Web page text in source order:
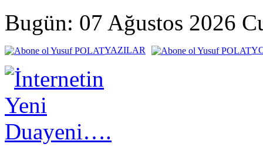
Bugün: 07 Ağustos 2026
YAZILAR